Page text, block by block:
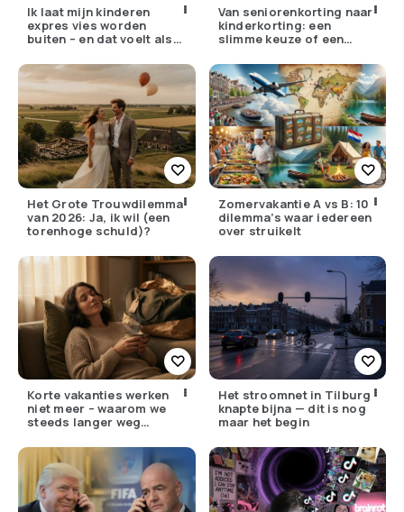
Ik laat mijn kinderen
expres vies worden
buiten – en dat voelt als
Van seniorenkorting naar
kinderkorting: een
slimme keuze of een
Het Grote Trouwdilemma
van 2026: Ja, ik wil (een
torenhoge schuld)?
Zomervakantie A vs B: 10
dilemma’s waar iedereen
over struikelt
Korte vakanties werken
niet meer – waarom we
steeds langer weg
Het stroomnet in Tilburg
knapte bijna — dit is nog
maar het begin